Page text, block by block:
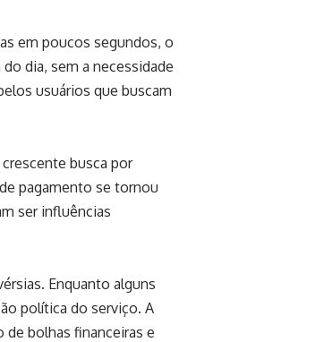
em poucos segundos, o
dia, sem a necessidade
usuários que buscam
busca por
pagamento se tornou
ser influências
Enquanto alguns
política do serviço. A
de bolhas financeiras e